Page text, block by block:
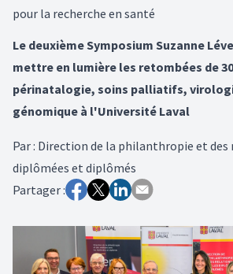
pour la recherche en santé
Le deuxième Symposium Suzanne
mettre en lumière les retombées de
périnatalogie, soins palliatifs,
génomique à l'Université Laval
Par: Direction de la philanthropie et des
diplômées et diplômés
Partager :